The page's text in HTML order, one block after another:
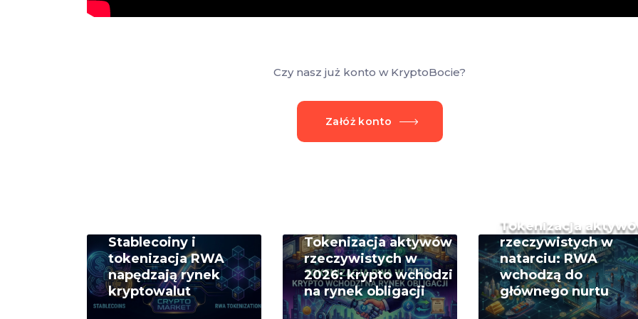
Czy nasz już konto w KryptoBocie?
Załóż konto
Stablecoiny i
tokenizacja RWA
napędzają rynek
kryptowalut
Tokenizacja aktywów
rzeczywistych w
2026: krypto wchodzi
na rynek obligacji
Tokenizacja
rzeczywistych w
natarciu: RWA
wchodzą do
głównego nurtu